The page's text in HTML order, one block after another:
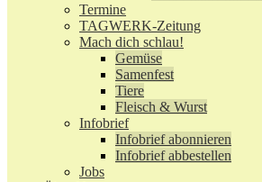
Termine
TAGWERK-Zeitung
Mach dich schlau!
Gemüse
Samenfest
Tiere
Fleisch & Wurst
Infobrief
Infobrief abonnieren
Infobrief abbestellen
Jobs